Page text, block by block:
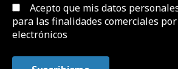
Acepto que mis datos
para las finalidades comerciales
electrónicos